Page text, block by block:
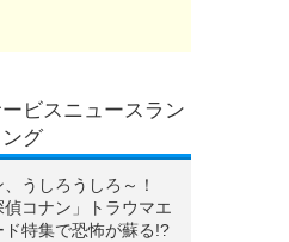
ビスニュースラン
グ
、うしろうしろ～！
偵コナン」トラウマエ
ド特集で恐怖が蘇る!?